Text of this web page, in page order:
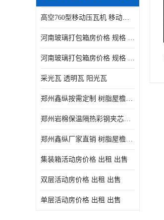
高空760型移动压瓦机 移动升降制瓦设备租赁选郑州鑫纵
河南玻璃打包箱房价格 规格 鑫纵建材按需定制
河南玻璃打包箱房价格 规格 鑫纵建材批发
采光瓦 透明瓦 阳光瓦
郑州鑫纵按需定制 树脂屋檐装饰塑料琉璃瓦片 中式仿古瓦的特点 价格
郑州岩棉保温隔热彩钢夹芯板 郑州鑫纵支持定做
郑州鑫纵厂家直销 树脂屋檐装饰塑料琉璃瓦片 中式仿古瓦的特点 价格
集装箱活动房价格 出租 出售
双层活动房价格 出租 出售
单层活动房价格 出租 出售